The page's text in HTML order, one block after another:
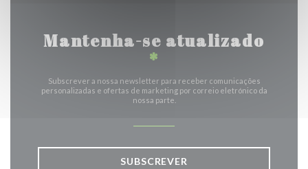
Mantenha-se atualizado
*
Subscrever a nossa newsletter para receber comunicações
personalizadas e ofertas de marketing por correio eletrónico da
nossa parte.
SUBSCREVER